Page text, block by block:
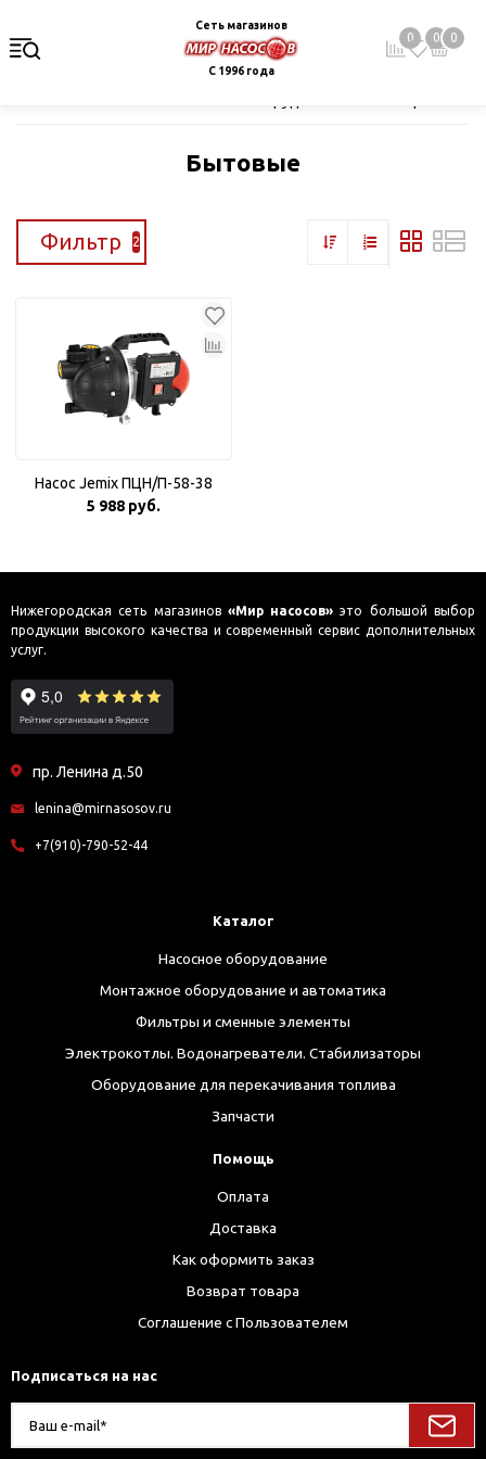
Сеть магазинов
С 1996 года
0 0 0
Бытовые
Фильтр 2
Насос Jemix ПЦН/П-58-38
5 988 руб.
Нижегородская сеть магазинов «Мир насосов» это большой выбор
продукции высокого качества и современный сервис дополнительных
услуг.
пр. Ленина д.50
lenina@mirnasosov.ru
+7(910)-790-52-44
Каталог
Насосное оборудование
Монтажное оборудование и автоматика
Фильтры и сменные элементы
Электрокотлы. Водонагреватели. Стабилизаторы
Оборудование для перекачивания топлива
Запчасти
Помощь
Оплата
Доставка
Как оформить заказ
Возврат товара
Соглашение с Пользователем
Подписаться на нас